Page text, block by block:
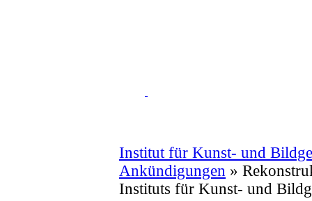
Institut für Kunst- und
Ankündigungen »
Instituts für Kunst- und